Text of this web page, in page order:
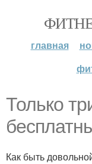
главная
Только
Как быть